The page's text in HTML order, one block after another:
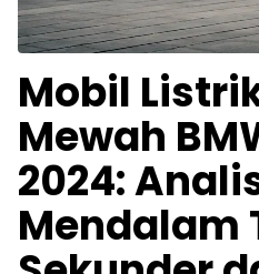
Mobil
Mewah
2024:
Mendalam